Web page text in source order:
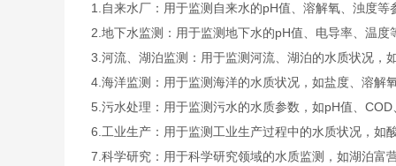
1.自来水厂：用于监测自来水的pH值、溶解氧、浊度
2.地下水监测：用于监测地下水的pH值、电导率、温
3.河流、湖泊监测：用于监测河流、湖泊的水质状况，
4.海洋监测：用于监测海洋的水质状况，如盐度、溶解
5.污水处理：用于监测污水的水质参数，如pH值、
6.工业生产：用于监测工业生产过程中的水质状况，如
7.科学研究：用于科学研究领域的水质监测，如湖泊富